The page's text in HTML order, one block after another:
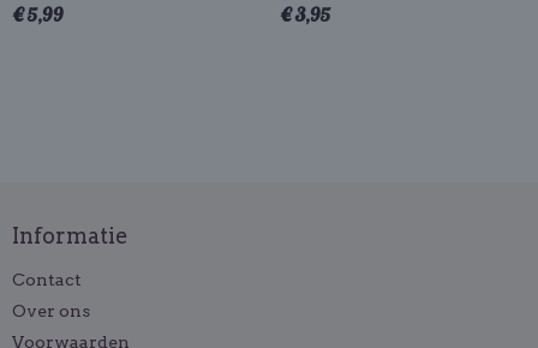
€ 5,99 € 3,95
Informatie
Contact
Over ons
Voorwaarden